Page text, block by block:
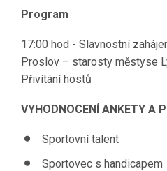
Program
17:00 hod - Slavnostní
Proslov – starosty městyse
Přivítání hostů
VYHODNOCENÍ ANKETY A
Sportovní talent
Sportovec s handicapem